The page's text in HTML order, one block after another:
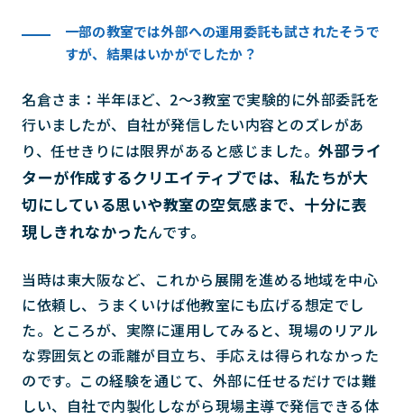
一部の教室では外部への運用委託も試されたそうで
すが、結果はいかがでしたか？
名倉さま：半年ほど、2〜3教室で実験的に外部委託を
行いましたが、自社が発信したい内容とのズレがあ
り、任せきりには限界があると感じました。 外部ライ
ターが作成するクリエイティブでは、私たちが大
切にしている思いや教室の空気感まで、十分に表
現しきれなかったんです。
当時は東大阪など、これから展開を進める地域を中心
に依頼し、うまくいけば他教室にも広げる想定でし
た。ところが、実際に運用してみると、現場のリアル
な雰囲気との乖離が目立ち、手応えは得られなかった
のです。この経験を通じて、外部に任せるだけでは難
しい、自社で内製化しながら現場主導で発信できる体